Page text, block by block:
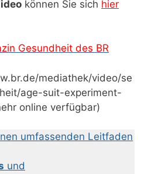
können Sie sich hier
Gesundheit des BR
mediathek/video/se
age-suit-experiment-
online verfügbar)
umfassenden Leitfaden
und